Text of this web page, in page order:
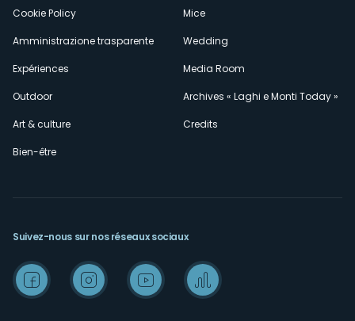
Cookie Policy
Amministrazione trasparente
Expériences
Outdoor
Art & culture
Bien-être
Mice
Wedding
Media Room
Archives « Laghi e Monti Today »
Credits
Suivez-nous sur nos réseaux sociaux